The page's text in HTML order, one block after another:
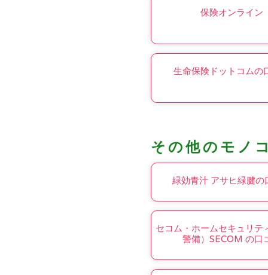
保険オンライン
生命保険ドットコムの
その他のモノ
緑効青汁 アサヒ緑腱の
セコム・ホームセキュリテ
警備）SECOM の口